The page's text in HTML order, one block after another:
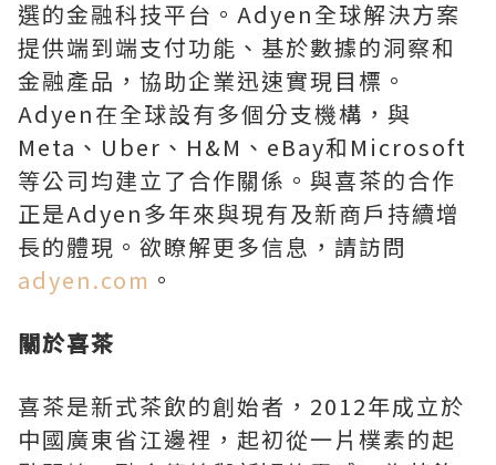
選的金融科技平台。Adyen全球解決方案
提供端到端支付功能、基於數據的洞察和
金融產品，協助企業迅速實現目標。
Adyen在全球設有多個分支機構，與
Meta、Uber、H&M、eBay和Microsoft
等公司均建立了合作關係。與喜茶的合作
正是Adyen多年來與現有及新商戶持續增
長的體現。欲瞭解更多信息，請訪問
adyen.com 。
關於喜茶
喜茶是新式茶飲的創始者，2012年成立於
中國廣東省江邊裡，起初從一片樸素的起